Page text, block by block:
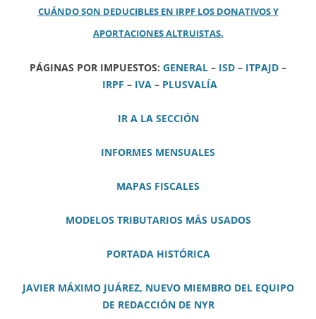
CUÁNDO SON DEDUCIBLES EN IRPF LOS DONATIVOS Y
APORTACIONES ALTRUISTAS.
PÁGINAS POR IMPUESTOS: GENERAL – ISD – ITPAJD –
IRPF – IVA– PLUSVALÍA
IR A LA SECCIÓN
INFORMES MENSUALES
MAPAS FISCALES
MODELOS TRIBUTARIOS MÁS USADOS
PORTADA HISTÓRICA
JAVIER MÁXIMO JUÁREZ, NUEVO MIEMBRO DEL EQUIPO
DE REDACCIÓN DE NYR